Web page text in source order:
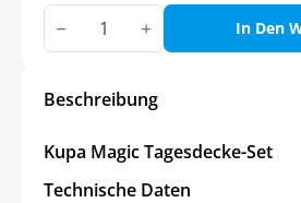
Kupa
Magic
Tagesdecke-
In Den
Beschreibung
Kupa Magic Tagesdecke-Set
Technische Daten